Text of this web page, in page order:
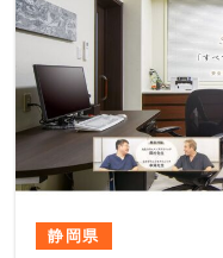
で丁寧に設計していま
デザインでは、ロゴに
のある花のイラストを
る上品で落ち着いたト
に整う空間を演出しま
待合室や診察室、医
めて受診する方でも安
ます。
コンテンツ面では、疾
スタイルを採用し、正
静岡県